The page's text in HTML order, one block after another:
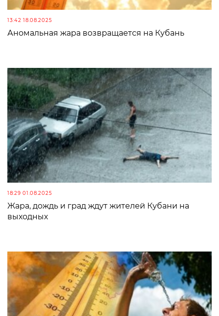
13:42 18.08.2025
Аномальная жара возвращается на Кубань
18:29 01.08.2025
Жара, дождь и град ждут жителей Кубани на
выходных